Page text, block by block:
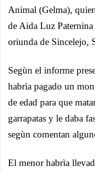
Animal (Gelma),
de Aida Luz
oriunda de Sincelejo,
Segùn el informe
habrìa pagado un
de edad para que
garrapatas y le daba
segùn comentan
El menor habrìa